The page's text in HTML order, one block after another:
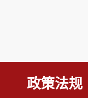
政策法规